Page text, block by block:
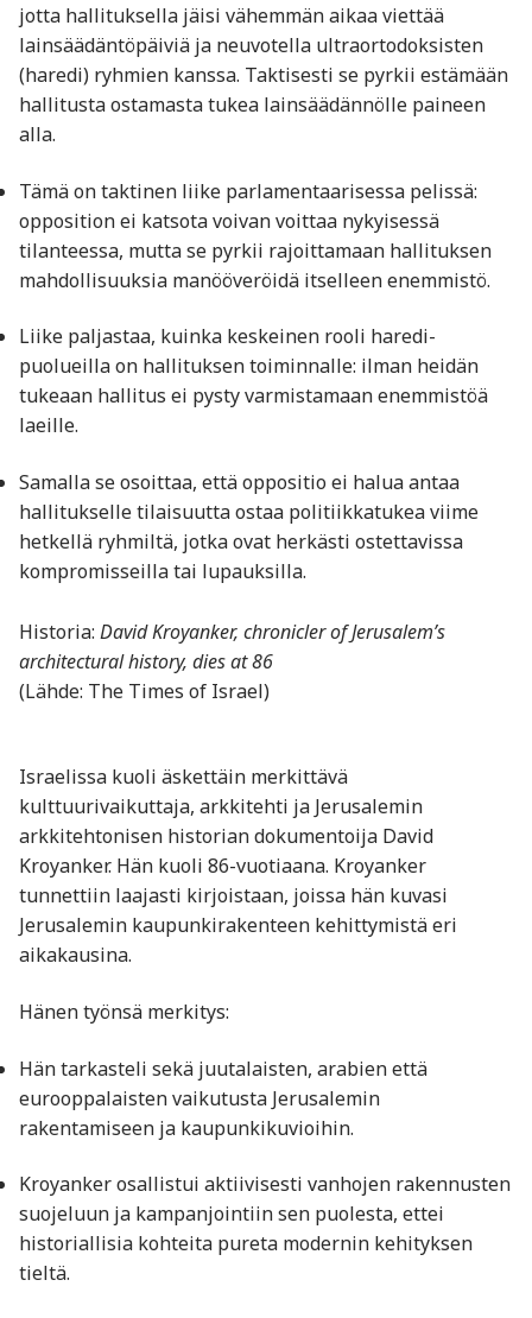
jotta hallituksella jäisi vähemmän aikaa viettää
lainsäädäntöpäiviä ja neuvotella ultraortodoksisten
(haredi) ryhmien kanssa. Taktisesti se pyrkii estämään
hallitusta ostamasta tukea lainsäädännölle paineen
alla.
Tämä on taktinen liike parlamentaarisessa pelissä:
opposition ei katsota voivan voittaa nykyisessä
tilanteessa, mutta se pyrkii rajoittamaan hallituksen
mahdollisuuksia manööveröidä itselleen enemmistö.
Liike paljastaa, kuinka keskeinen rooli haredi-
puolueilla on hallituksen toiminnalle: ilman heidän
tukeaan hallitus ei pysty varmistamaan enemmistöä
laeille.
Samalla se osoittaa, että oppositio ei halua antaa
hallitukselle tilaisuutta ostaa politiikkatukea viime
hetkellä ryhmiltä, jotka ovat herkästi ostettavissa
kompromisseilla tai lupauksilla.
Historia: David Kroyanker, chronicler of Jerusalem’s
architectural history, dies at 86
(Lähde: The Times of Israel)
Israelissa kuoli äskettäin merkittävä
kulttuurivaikuttaja, arkkitehti ja Jerusalemin
arkkitehtonisen historian dokumentoija David
Kroyanker. Hän kuoli 86-vuotiaana. Kroyanker
tunnettiin laajasti kirjoistaan, joissa hän kuvasi
Jerusalemin kaupunkirakenteen kehittymistä eri
aikakausina.
Hänen työnsä merkitys:
Hän tarkasteli sekä juutalaisten, arabien että
eurooppalaisten vaikutusta Jerusalemin
rakentamiseen ja kaupunkikuvioihin.
Kroyanker osallistui aktiivisesti vanhojen rakennusten
suojeluun ja kampanjointiin sen puolesta, ettei
historiallisia kohteita pureta modernin kehityksen
tieltä.